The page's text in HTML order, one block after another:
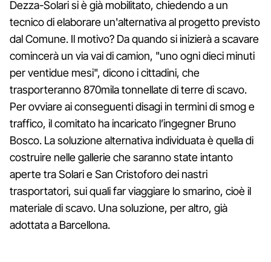
Dezza-Solari si è già mobilitato, chiedendo a un
tecnico di elaborare un'alternativa al progetto previsto
dal Comune. Il motivo? Da quando si inizierà a scavare
comincerà un via vai di camion, "uno ogni dieci minuti
per ventidue mesi", dicono i cittadini, che
trasporteranno 870mila tonnellate di terre di scavo.
Per ovviare ai conseguenti disagi in termini di smog e
traffico, il comitato ha incaricato l’ingegner Bruno
Bosco. La soluzione alternativa individuata è quella di
costruire nelle gallerie che saranno state intanto
aperte tra Solari e San Cristoforo dei nastri
trasportatori, sui quali far viaggiare lo smarino, cioè il
materiale di scavo. Una soluzione, per altro, già
adottata a Barcellona.